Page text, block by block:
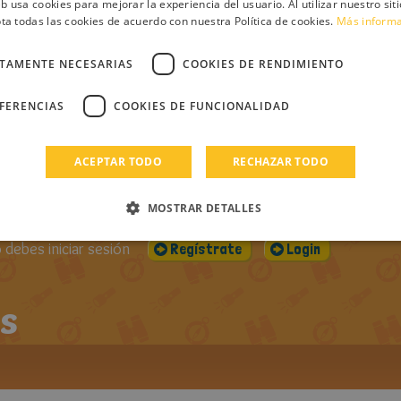
día
DE
PUBLICADO EL:
16-07-2014
VISUALIZACIONES:
1544
iniciar sesión Regístrate Login
usa cookies para mejorar la experiencia del usuario. Al utilizar nuestro
todas las cookies de acuerdo con nuestra Política de cookies. Más
NECESARIAS COOKIES DE RENDIMIENTO
COOKIES DE FUNCIONALIDAD
ACEPTAR TODO RECHAZAR TODO
MOSTRAR DETALLES